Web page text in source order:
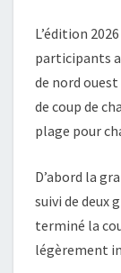
L’édition
participants
de nord ouest
de coup de
plage pour
D’abord la
suivi de deux
terminé la
légèrement